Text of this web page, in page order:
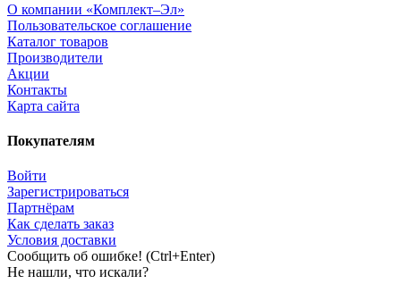
О компании «Комплект–Эл»
Пользовательское соглашение
Каталог товаров
Производители
Акции
Контакты
Карта сайта
Покупателям
Войти
Зарегистрироваться
Партнёрам
Как сделать заказ
Условия доставки
Сообщить об ошибке! (Ctrl+Enter)
Не нашли, что искали?